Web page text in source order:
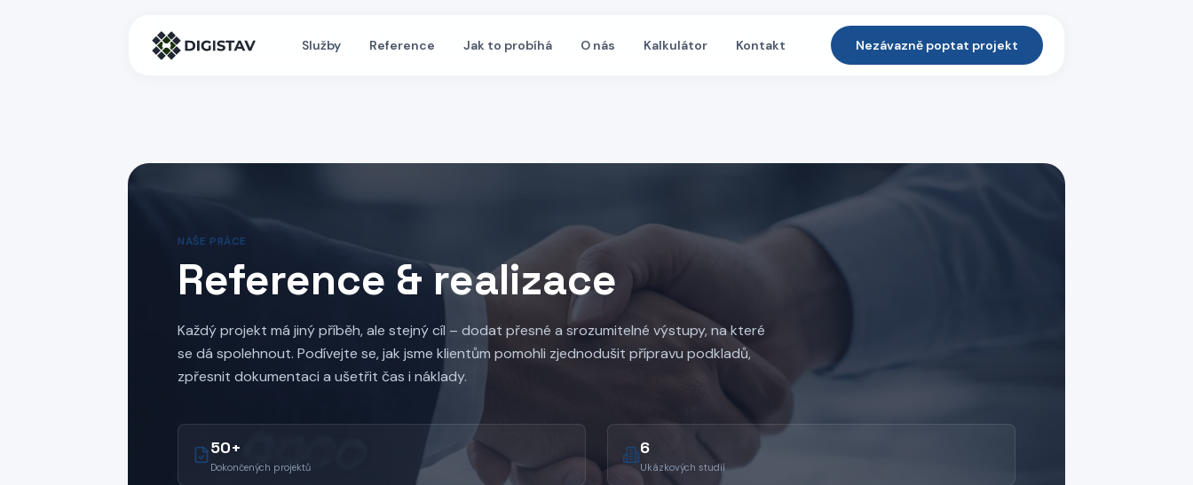
Služby Reference Jak to probíhá O nás Kalkulátor Kontakt Nezávazně poptat projekt
NAŠE PRÁCE
Reference & realizace
Každý projekt má jiný příběh, ale stejný cíl – dodat přesné a srozumitelné výstupy, na které
se dá spolehnout. Podívejte se, jak jsme klientům pomohli zjednodušit přípravu podkladů,
zpřesnit dokumentaci a ušetřit čas i náklady.
50+
Dokončených projektů
6
Ukázkových studií